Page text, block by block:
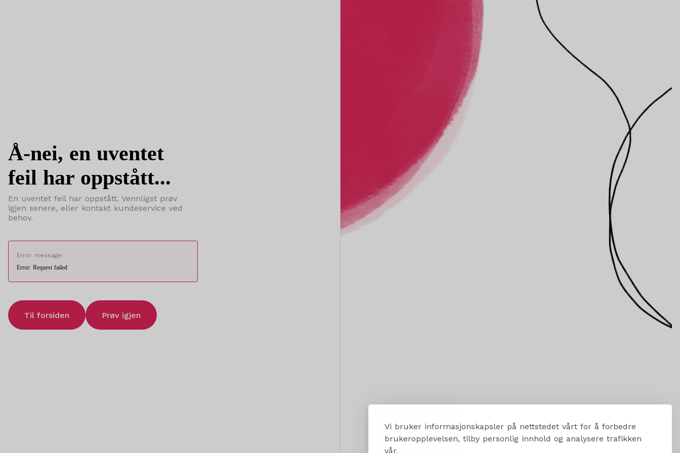
Vi bruker informasjonskapsler på nettstedet vårt for å forbedre
brukeropplevelsen, tilby personlig innhold og analysere trafikken
vår.
Å-nei, en uventet
feil har oppstått...
En uventet feil har oppstått. Vennligst prøv
igjen senere, eller kontakt kundeservice ved
behov.
Error message:
Error: Request failed
Til forsiden Prøv igjen